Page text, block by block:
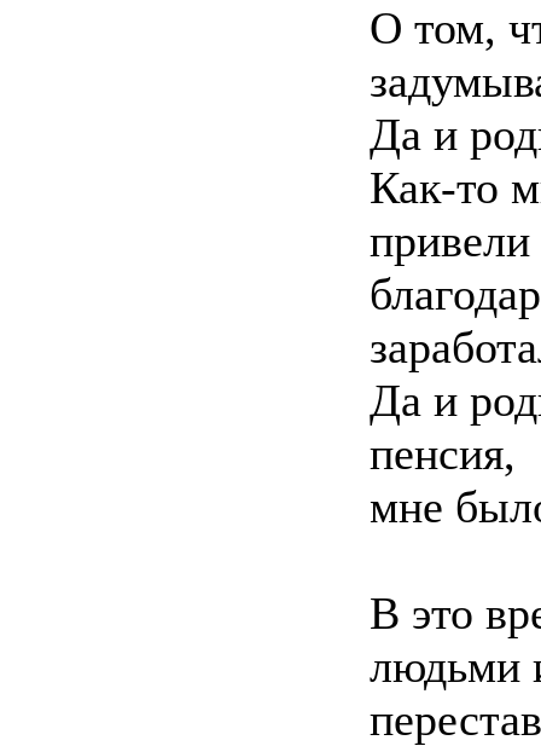
О том,
Да и
Как-то
Да и
пенсия,
мне
В это
людьми